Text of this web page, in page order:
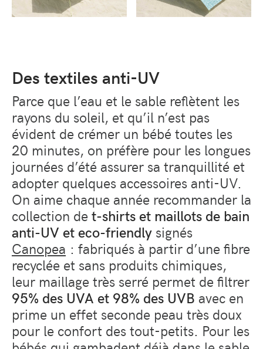
Des textiles anti-UV
Parce que l’eau et le sable reflètent les
rayons du soleil, et qu’il n’est pas
évident de crémer un bébé toutes les
20 minutes, on préfère pour les longues
journées d’été assurer sa tranquillité et
adopter quelques accessoires anti-UV.
On aime chaque année recommander la
collection de t-shirts et maillots de bain
anti-UV et eco-friendly signés
Canopea : fabriqués à partir d’une fibre
recyclée et sans produits chimiques,
leur maillage très serré permet de filtrer
95% des UVA et 98% des UVB avec en
prime un effet seconde peau très doux
pour le confort des tout-petits. Pour les